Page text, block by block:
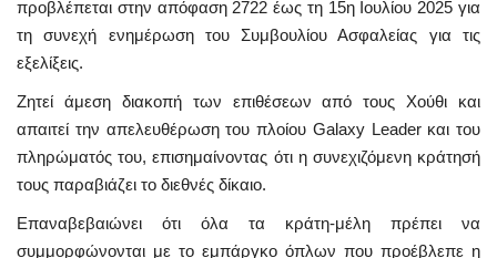
προβλέπεται στην απόφαση 2722 έως τη 15η Ιουλίου 2025 για
τη συνεχή ενημέρωση του Συμβουλίου Ασφαλείας για τις
εξελίξεις.
Ζητεί άμεση διακοπή των επιθέσεων από τους Χούθι και
απαιτεί την απελευθέρωση του πλοίου Galaxy Leader και του
πληρώματός του, επισημαίνοντας ότι η συνεχιζόμενη κράτησή
τους παραβιάζει το διεθνές δίκαιο.
Επαναβεβαιώνει ότι όλα τα κράτη-μέλη πρέπει να
συμμορφώνονται με το εμπάργκο όπλων που προέβλεπε η